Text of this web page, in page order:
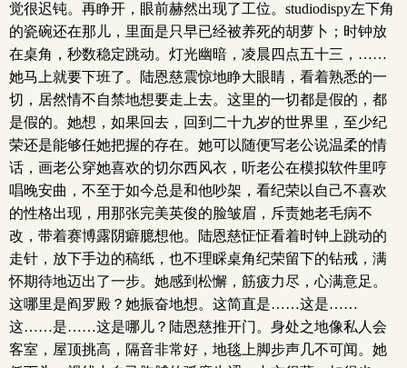
觉很迟钝。再睁开，眼前赫然出现了工位。studiodispy左下角
的瓷碗还在那儿，里面是只早已经被养死的胡萝卜；时钟放
在桌角，秒数稳定跳动。灯光幽暗，凌晨四点五十三，……
她马上就要下班了。陆恩慈震惊地睁大眼睛，看着熟悉的一
切，居然情不自禁地想要走上去。这里的一切都是假的，都
是假的。她想，如果回去，回到二十九岁的世界里，至少纪
荣还是能够任她把握的存在。她可以随便写老公说温柔的情
话，画老公穿她喜欢的切尔西风衣，听老公在模拟软件里哼
唱晚安曲，不至于如今总是和他吵架，看纪荣以自己不喜欢
的性格出现，用那张完美英俊的脸皱眉，斥责她老毛病不
改，带着赛博露阴癖臆想他。陆恩慈怔怔看着时钟上跳动的
走针，放下手边的稿纸，也不理睬桌角纪荣留下的钻戒，满
怀期待地迈出了一步。她感到松懈，筋疲力尽，心满意足。
这哪里是阎罗殿？她振奋地想。这简直是……这是……
这……是……这是哪儿？陆恩慈推开门。身处之地像私人会
客室，屋顶挑高，隔音非常好，地毯上脚步声几不可闻。她